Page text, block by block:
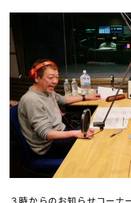
３時からのお知らせコーナ